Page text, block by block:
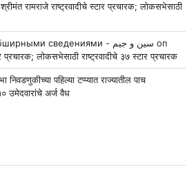
श्रीमंत रामराजे राष्ट्रवादीचे स्टार प्रचारक; लोकसभेसाठी
Интересный текст с обширными сведениями - سين و جيم on
प्रचारक; लोकसभेसाठी राष्ट्रवादीचे ३७ स्टार प्रचारक
निवडणुकीच्या पहिल्या टप्प्यात राज्यातील पाच
उमेदवारांचे अर्ज वैध